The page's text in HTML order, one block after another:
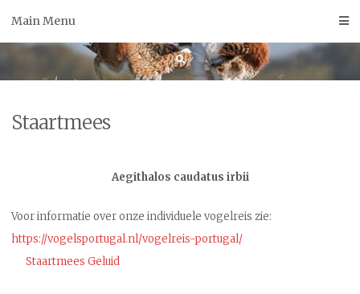
Main Menu
Staartmees
Aegithalos caudatus irbii
Voor informatie over onze individuele vogelreis zie:
https://vogelsportugal.nl/vogelreis-portugal/
Staartmees Geluid